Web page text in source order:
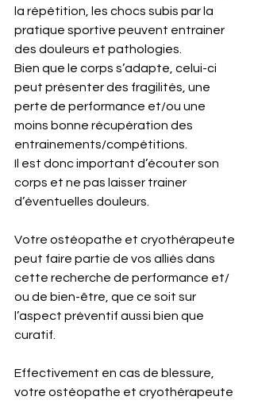
la répétition, les chocs subis par la
pratique sportive peuvent entrainer
des douleurs et pathologies.
Bien que le corps s’adapte, celui-ci
peut présenter des fragilités, une
perte de performance et/ou une
moins bonne récupération des
entrainements/compétitions.
Il est donc important d’écouter son
corps et ne pas laisser trainer
d’éventuelles douleurs.
Votre ostéopathe et cryothérapeute
peut faire partie de vos alliés dans
cette recherche de performance et/
ou de bien-être, que ce soit sur
l’aspect préventif aussi bien que
curatif.
Effectivement en cas de blessure,
votre ostéopathe et cryothérapeute